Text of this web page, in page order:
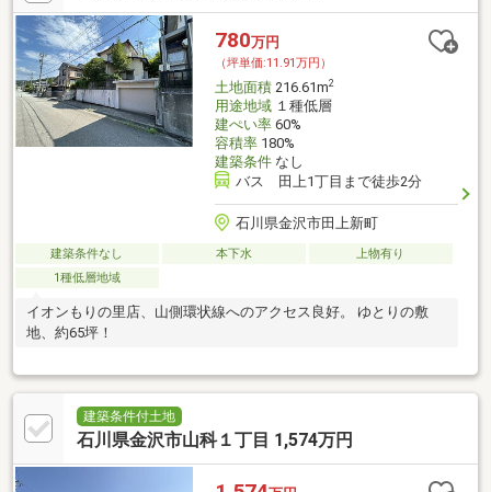
780万円
（坪単価:11.91万円）
土地面積216.61m2
用途地域１種低層
建ぺい率60%
容積率180%
建築条件なし
バス 田上1丁目まで徒歩2分
石川県金沢市田上新町
建築条件なし 本下水
上物有り
1種低層地域
イオンもりの里店、山側環状線へのアクセス良好。 ゆとりの敷
地、約65坪！
建築条件付土地
石川県金沢市山科１丁目 1,574万円